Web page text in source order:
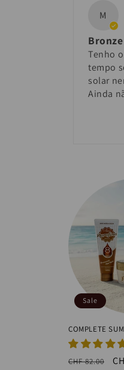
M
Tenho
tempo
solar
Ainda
Sale
COMPLETE
Regular
CHF 82.00